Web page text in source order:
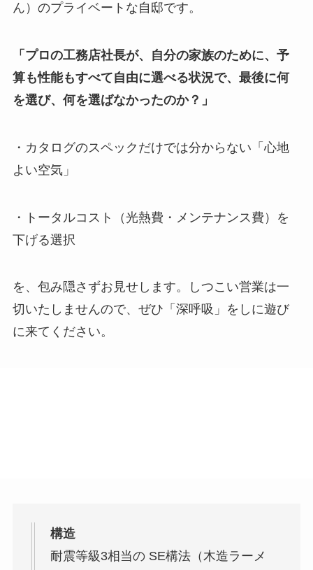
ん）のプライベートな自邸です。
「プロの工務店社長が、自分の家族のために、予
算も性能もすべて自由に選べる状況で、最後に何
を選び、何を選ばなかったのか？」
・カタログのスペックだけでは分からない「心地
よい空気」
・トータルコスト（光熱費・メンテナンス費）を
下げる選択
を、包み隠さずお見せします。しつこい営業は一
切いたしませんので、ぜひ「深呼吸」をしに遊び
に来てください。
構造
耐震等級3相当の SE構法（木造ラーメ